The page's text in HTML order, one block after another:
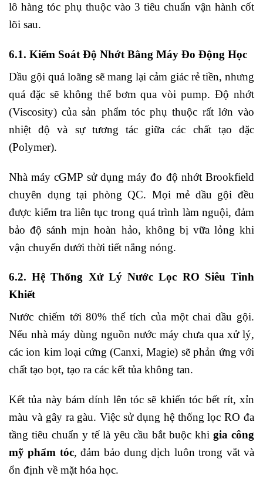
lô hàng tóc phụ thuộc vào 3 tiêu chuẩn vận hành cốt
lõi sau.
6.1. Kiểm Soát Độ Nhớt Bằng Máy Đo Động Học
Dầu gội quá loãng sẽ mang lại cảm giác rẻ tiền, nhưng
quá đặc sẽ không thể bơm qua vòi pump. Độ nhớt
(Viscosity) của sản phẩm tóc phụ thuộc rất lớn vào
nhiệt độ và sự tương tác giữa các chất tạo đặc
(Polymer).
Nhà máy cGMP sử dụng máy đo độ nhớt Brookfield
chuyên dụng tại phòng QC. Mọi mẻ dầu gội đều
được kiểm tra liên tục trong quá trình làm nguội, đảm
bảo độ sánh mịn hoàn hảo, không bị vữa lỏng khi
vận chuyển dưới thời tiết nắng nóng.
6.2. Hệ Thống Xử Lý Nước Lọc RO Siêu Tinh
Khiết
Nước chiếm tới 80% thể tích của một chai dầu gội.
Nếu nhà máy dùng nguồn nước máy chưa qua xử lý,
các ion kim loại cứng (Canxi, Magie) sẽ phản ứng với
chất tạo bọt, tạo ra các kết tủa không tan.
Kết tủa này bám dính lên tóc sẽ khiến tóc bết rít, xỉn
màu và gây ra gàu. Việc sử dụng hệ thống lọc RO đa
tầng tiêu chuẩn y tế là yêu cầu bắt buộc khigia công
mỹ phẩm tóc, đảm bảo dung dịch luôn trong vắt và
ổn định về mặt hóa học.